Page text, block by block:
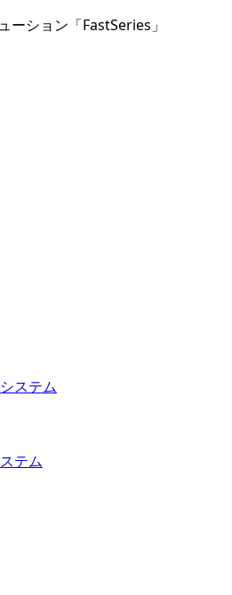
ーション「FastSeries」
ステム
テム